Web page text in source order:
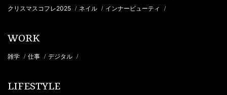
クリスマスコフレ2025 / ネイル / インナービューティ /
WORK
雑学 / 仕事 / デジタル /
LIFESTYLE